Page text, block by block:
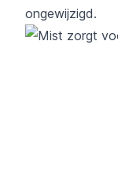
ongewijzigd.